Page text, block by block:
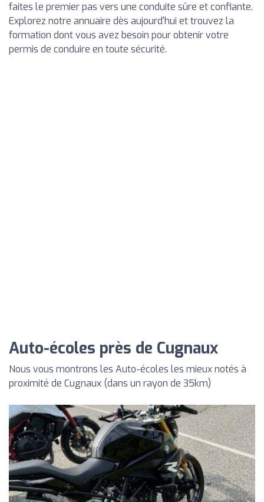
faites le premier pas vers une conduite sûre et confiante.
Explorez notre annuaire dès aujourd'hui et trouvez la
formation dont vous avez besoin pour obtenir votre
permis de conduire en toute sécurité.
Auto-écoles près de Cugnaux
Nous vous montrons les Auto-écoles les mieux notés à
proximité de Cugnaux (dans un rayon de 35km)